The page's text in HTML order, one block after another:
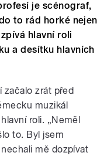
je scénograf,
to rád horké nejen
hlavní roli
a desítku hlavních
zrát před
muzikál
roli. „Neměl
to. Byl jsem
mě dozpívat